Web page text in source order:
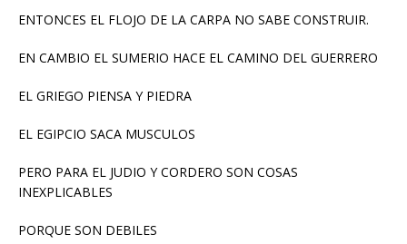
ENTONCES EL FLOJO DE LA CARPA NO SABE CONSTRUIR.
EN CAMBIO EL SUMERIO HACE EL CAMINO DEL GUERRERO
EL GRIEGO PIENSA Y PIEDRA
EL EGIPCIO SACA MUSCULOS
PERO PARA EL JUDIO Y CORDERO SON COSAS
INEXPLICABLES
PORQUE SON DEBILES